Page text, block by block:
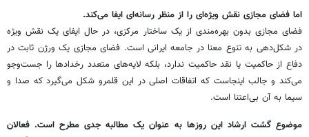
اما فضای مجازی نقش ویژه‌ای را از منظر رسانه‌ای ایفا می‌کند.
فضای مجازی بدون بهره‌مندی از یک ساختار مرکزی، در حال ایفای یک نقش ویژه
در شکل‌دهی به تنوع معنا در جامعه ایرانی است. فضای مجازی یک ورژن ثابت در
دفاع از حاکمیت یا نقد حاکمیت ندارد، بلکه لایه‌های متعدد رخدادها را جست‌وجو
می‌کند و جالب اینجاست که اتفاقات اصلی در این قلمرو شکل می‌گیرد که صدا و
سیما به آن بی‌اعتنا است.
موضوع گشت ارشاد این روزها به عنوان یک مطالبه جدی مطرح است. فعالان